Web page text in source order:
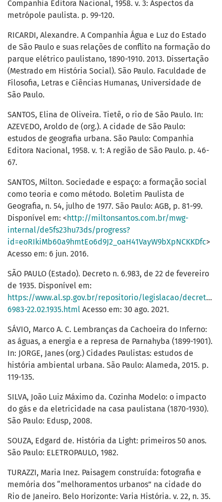
Companhia Editora Nacional, 1958. v. 3: Aspectos da
metrópole paulista. p. 99-120.
RICARDI, Alexandre. A Companhia Água e Luz do Estado
de São Paulo e suas relações de conflito na formação do
parque elétrico paulistano, 1890-1910. 2013. Dissertação
(Mestrado em História Social). São Paulo. Faculdade de
Filosofia, Letras e Ciências Humanas, Universidade de
São Paulo.
SANTOS, Elina de Oliveira. Tietê, o rio de São Paulo. In:
AZEVEDO, Aroldo de (org.). A cidade de São Paulo:
estudos de geografia urbana. São Paulo: Companhia
Editora Nacional, 1958. v. 1: A região de São Paulo. p. 46-
67.
SANTOS, Milton. Sociedade e espaço: a formação social
como teoria e como método. Boletim Paulista de
Geografia, n. 54, julho de 1977. São Paulo: AGB, p. 81-99.
Disponível em: < http://miltonsantos.com.br/mwg-
internal/de5fs23hu73ds/progress?
id=eoRIkiMb60a9hmtEo6d9J2_oaH41VayW9bXpNCKKDfc>
Acesso em: 6 jun. 2016.
SÃO PAULO (Estado). Decreto n. 6.983, de 22 de fevereiro
de 1935. Disponível em:
https://www.al.sp.gov.br/repositorio/legislacao/decreto/
6983-22.02.1935.html Acesso em: 30 ago. 2021.
SÁVIO, Marco A. C. Lembranças da Cachoeira do Inferno:
as águas, a energia e a represa de Parnahyba (1899-1901).
In: JORGE, Janes (org.) Cidades Paulistas: estudos de
história ambiental urbana. São Paulo: Alameda, 2015. p.
119-135.
SILVA, João Luiz Máximo da. Cozinha Modelo: o impacto
do gás e da eletricidade na casa paulistana (1870-1930).
São Paulo: Edusp, 2008.
SOUZA, Edgard de. História da Light: primeiros 50 anos.
São Paulo: ELETROPAULO, 1982.
TURAZZI, Maria Inez. Paisagem construída: fotografia e
memória dos “melhoramentos urbanos” na cidade do
Rio de Janeiro. Belo Horizonte: Varia História. v. 22, n. 35.